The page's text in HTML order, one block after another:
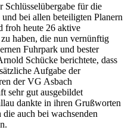
Schlüsselübergabe für die
bei allen beteiligten Planern
froh heute 26 aktive
haben, die nun vernünftig
Fuhrpark und bester
Schücke berichtete, dass
Aufgabe der
der VG Asbach
sehr gut ausgebildet
dankte in ihren Grußworten
auch bei wachsenden